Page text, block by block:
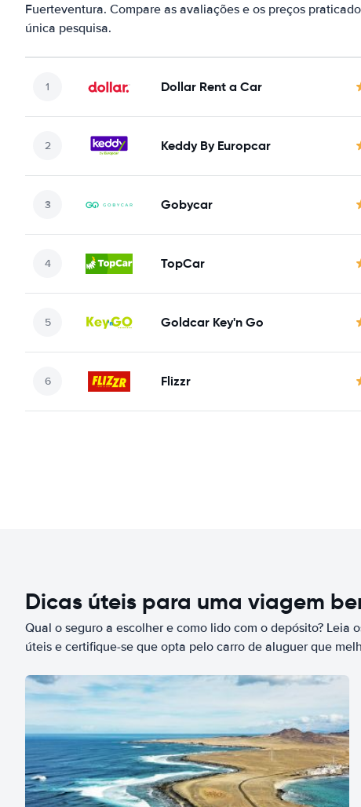
Fuerteventura. Compare as avaliações e os preços
única pesquisa.
Dollar Rent a Car
Keddy By Europcar
Gobycar
TopCar
Goldcar Key'n Go
Flizzr
Dicas úteis para uma viagem
Qual o seguro a escolher e como lido com o depósito? Leia
úteis e certifique-se que opta pelo carro de aluguer que